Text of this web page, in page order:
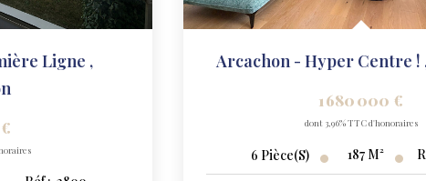
Ligne ,
Arcachon - Hyper Centre !
1 680 000 €
dont 3,96% TTC d'honoraires
6 Pièce(s) 187 M²